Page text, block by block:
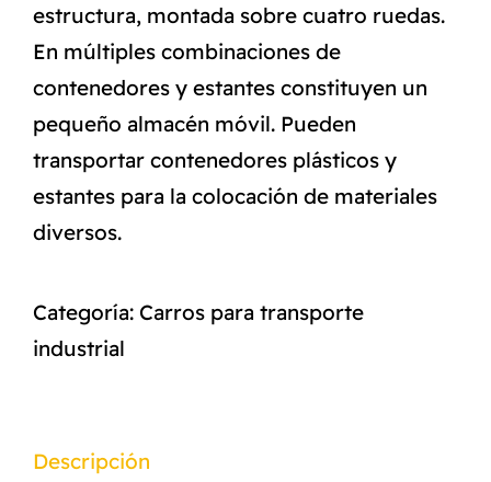
estructura, montada sobre cuatro ruedas.
En múltiples combinaciones de
contenedores y estantes constituyen un
pequeño almacén móvil. Pueden
transportar contenedores plásticos y
estantes para la colocación de materiales
diversos.
Categoría: Carros para transporte
industrial
Descripción